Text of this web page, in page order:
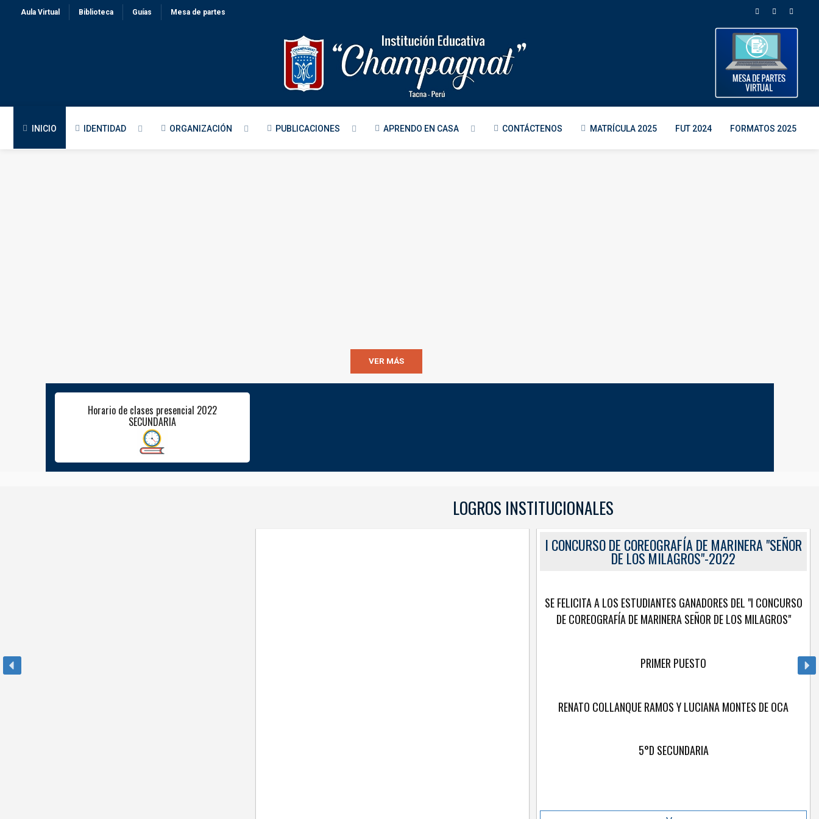
Aula Virtual Biblioteca Guías Mesa de partes
INICIO IDENTIDAD ORGANIZACIÓN PUBLICACIONES APRENDO EN CASA CONTÁCTENOS MATRÍCULA 2025 FUT 2024 FORMATOS 2025
VER MÁS
Horario de clases presencial 2022
SECUNDARIA
LOGROS INSTITUCIONALES
I CONCURSO DE COREOGRAFÍA DE MARINERA "SEÑOR
DE LOS MILAGROS"-2022
SE FELICITA A LOS ESTUDIANTES GANADORES DEL "I CONCURSO
DE COREOGRAFÍA DE MARINERA SEÑOR DE LOS MILAGROS"
PRIMER PUESTO
RENATO COLLANQUE RAMOS Y LUCIANA MONTES DE OCA
5°D SECUNDARIA